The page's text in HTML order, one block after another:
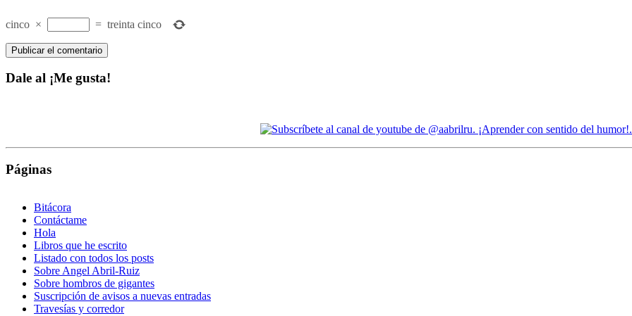
cinco × = treinta cinco
Dale al ¡Me gusta!
Páginas
Bitácora
Contáctame
Hola
Libros que he escrito
Listado con todos los posts
Sobre Angel Abril-Ruiz
Sobre hombros de gigantes
Suscripción de avisos a nuevas entradas
Travesías y corredor